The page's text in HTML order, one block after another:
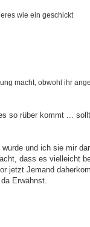
wie ein geschickt
macht, obwohl ihr
so rüber kommt ...
und ich sie mir
dass es vielleicht
jetzt Jemand
Erwähnst.